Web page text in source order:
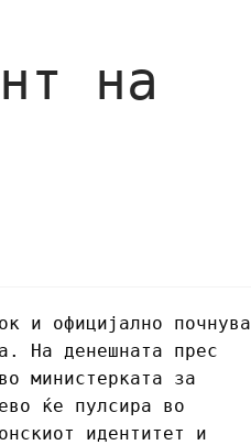
на
и официјално почнува
На денешната прес
министерката за
ќе пулсира во
идентитет и